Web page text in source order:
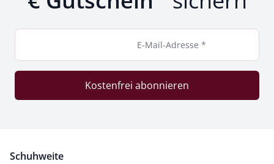
E-Mail-Adresse *
Kostenfrei abonnieren
Schuhweite